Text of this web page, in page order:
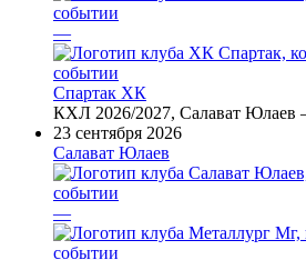
—
Спартак ХК
КХЛ 2026/2027, Салават
23 сентября 2026
Салават Юлаев
—